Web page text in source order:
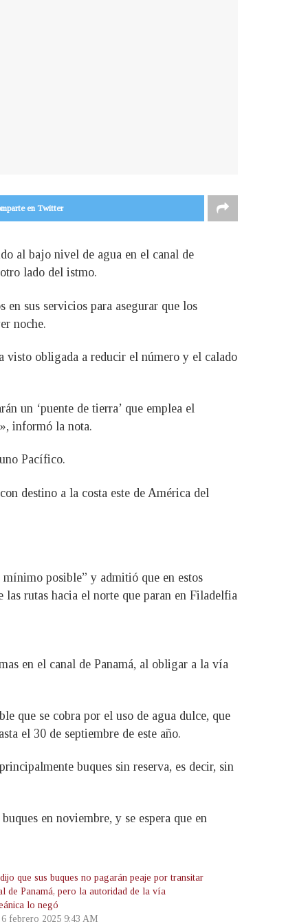
en Twitter
al bajo nivel de agua en el canal de
lado del istmo.
en sus servicios para asegurar que los
noche.
visto obligada a reducir el número y el calado
un ‘puente de tierra’ que emplea el
informó la nota.
Pacífico.
destino a la costa este de América del
posible” y admitió que en estos
las rutas hacia el norte que paran en Filadelfia
en el canal de Panamá, al obligar a la vía
que se cobra por el uso de agua dulce, que
el 30 de septiembre de este año.
buques sin reserva, es decir, sin
en noviembre, y se espera que en
que sus buques no pagarán peaje por transitar
de Panamá, pero la autoridad de la vía
lo negó
6 febrero 2025 9:43 AM